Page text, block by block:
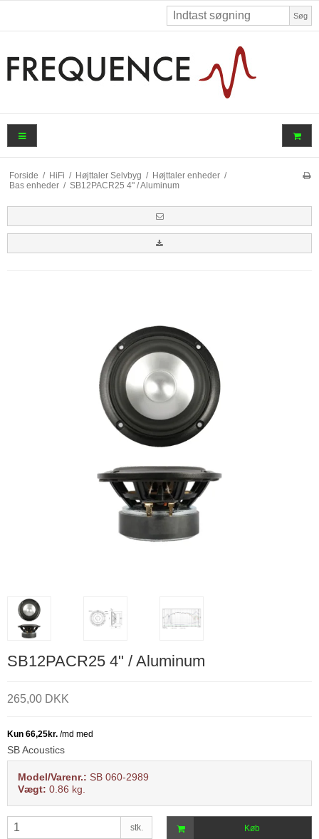
Søg
Forside / HiFi / Højttaler Selvbyg / Højttaler enheder /
Bas enheder / SB12PACR25 4" / Aluminum
SB12PACR25 4" / Aluminum
265,00 DKK
SB Acoustics
Model/Varenr.: SB 060-2989
Vægt: 0.86 kg.
stk. Køb